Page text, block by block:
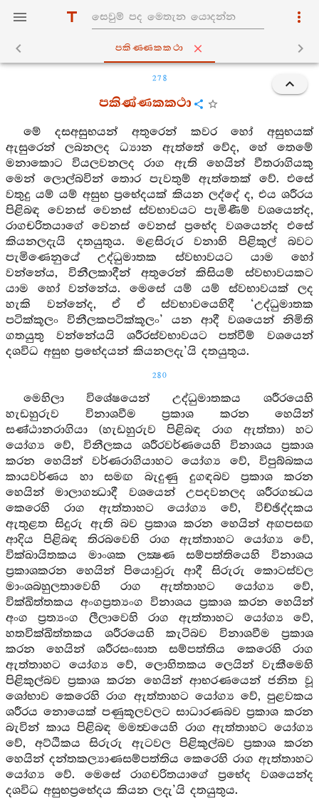
පකිණ‍්ණකකථා
278
පකිණ්ණකකථා
මේ දසඅසුභයන් අතුරෙන් කවර හෝ අසුභයක්
ඇසුරෙන් ලබනලද ධ්‍යාන ඇත්තේ වේද, හේ තෙමේ
මනාකොට වියලවනලද රාග ඇති හෙයින් වීතරාගියකු
මෙන් ලොල්බවින් තොර පැවතුම් ඇත්තෙක් වේ. එසේ
වතුදු යම් යම් අසුභ ප්‍රභේදයක් කියන ලද්දේ ද, එය ශරීරය
පිළිබඳ වෙනස් වෙනස් ස්වභාවයට පැමිණීම් වශයෙන්ද,
රාගචරිතයාගේ වෙනස් වෙනස් ප්‍රභේද වශයෙන්ද එසේ
කියනලදැයි දතයුතුය. මළසිරුර වනාහි පිළිකුල් බවට
පැමිණෙනුයේ උද්ධුමාතක ස්වභාවයට යාම හෝ
වන්නේය, විනීලකාදීන් අතුරෙන් කිසියම් ස්වභාවයකට
යාම හෝ වන්නේය. මෙසේ යම් යම් ස්වභාවයක් ලද
හැකි වන්නේද, ඒ ඒ ස්වභාවයෙහිදී ‘උද්ධුමාතක
පටික්කූලං විනීලකපටික්කූලං’ යන ආදී වශයෙන් නිමිති
ගතයුතු වන්නේයයි ශරීරස්වභාවයට පත්වීම් වශයෙන්
දශවිධ අසුභ ප්‍රභේදයන් කියනලදැ’යි දතයුතුය.
280
මෙහිලා විශේෂයෙන් උද්ධුමාතකය ශරීරයෙහි
හැඩහුරුව විනාශවීම ප්‍රකාශ කරන හෙයින්
සණ්ඨානරාගියා (හැඩහුරුව පිළිබඳ රාග ඇත්තා) හට
යෝග්‍ය වේ, විනීලකය ශරීරවර්ණයෙහි විනාශය ප්‍රකාශ
කරන හෙයින් වර්ණරාගියාහට යෝග්‍ය වේ, විපුබ්බකය
කායවර්ණය හා සමඟ බැදුණු දුගඳබව ප්‍රකාශ කරන
හෙයින් මාලාගන්‍ධාදී වශයෙන් උපදවනලද ශරීරගන්‍ධය
කෙරෙහි රාග ඇත්තාහට යෝග්‍ය වේ, විච්ඡිද්දකය
ඇතුළත සිදුරු ඇති බව ප්‍රකාශ කරන හෙයින් අඟපසඟ
ආදිය පිළිබඳ තිරබවෙහි රාග ඇත්තාහට යෝග්‍ය වේ,
වික්ඛායිතකය මාංශක ලක්‍ෂණ සම්පත්තියෙහි විනාශය
ප්‍රකාශකරන හෙයින් පියොවුරු ආදී සිරුරු කොටස්වල
මාංශබහුලතාවෙහි රාග ඇත්තාහට යෝග්‍ය වේ,
වික්ඛිත්තකය අංගප්‍රත්‍යංග විනාශය ප්‍රකාශ කරන හෙයින්
අංග ප්‍රත්‍යංග ලීලාවෙහි රාග ඇත්තාහට යෝග්‍ය වේ,
හතවික්ඛිත්තකය ශරීරයෙහි කැටිබව විනාශවීම ප්‍රකාශ
කරන හෙයින් ශරීරසංඝාත සම්පත්තිය කෙරෙහි රාග
ඇත්තාහට යෝග්‍ය වේ, ලොහිතකය ලෙයින් වැකීමෙහි
පිළිකුල්බව ප්‍රකාශ කරන හෙයින් ආභරණයෙන් ජනිත වූ
ශෝභාව කෙරෙහි රාග ඇත්තාහට යෝග්‍ය වේ, පුළවකය
ශරීරය නොයෙක් පණුකූලවලට සාධාරණබව ප්‍රකාශ කරන
බැවින් කාය පිළිබඳ මමත්‍වයෙහි රාග ඇත්තාහට යෝග්‍ය
වේ, අට්ඨිකය සිරුරු ඇටවල පිළිකුල්බව ප්‍රකාශ කරන
හෙයින් දන්තකල්‍යාණසම්පත්තිය කෙරෙහි රාග ඇත්තාහට
යෝග්‍ය වේ. මෙසේ රාගචරිතයාගේ ප්‍රභේද වශයෙන්ද
දශවිධ අසුභප්‍රභේදය කියන ලදැ’යි දතයුතුය.